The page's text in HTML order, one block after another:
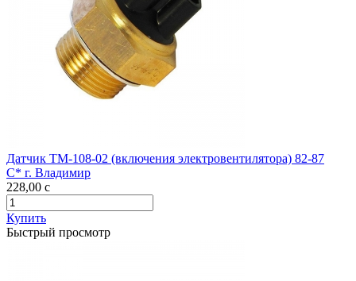
Датчик ТМ-108-02 (включения электровентилятора) 82-87
С* г. Владимир
228,00 c
Купить
Быстрый просмотр